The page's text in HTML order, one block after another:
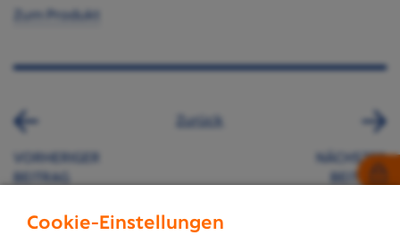
Zum Produkt
VORHERIGER
BEITRAG
Zurück
NÄCHSTER
BEITRAG
Cookie-Einstellungen